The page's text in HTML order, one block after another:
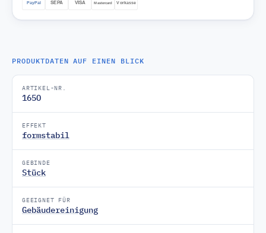
PRODUKTDATEN AUF EINEN BLICK
ARTIKEL-NR.
165O
EFFEKT
formstabil
GEBINDE
Stück
GEEIGNET FÜR
Gebäudereinigung